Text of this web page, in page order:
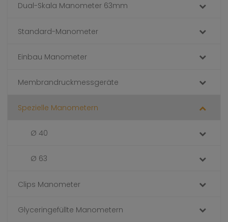
Dual-Skala Manometer 63mm
Standard-Manometer
Einbau Manometer
Membrandruckmessgeräte
Spezielle Manometern
Ø 40
Ø 63
Clips Manometer
Glyceringefüllte Manometern